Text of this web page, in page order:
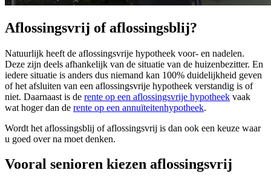
Aflossingsvrij of aflossingsblij?
Natuurlijk heeft de aflossingsvrije hypotheek voor- en nadelen.
Deze zijn deels afhankelijk van de situatie van de huizenbezitter. En
iedere situatie is anders dus niemand kan 100% duidelijkheid geven
of het afsluiten van een aflossingsvrije hypotheek verstandig is of
niet. Daarnaast is de rente op een aflossingsvrije hypotheek vaak
wat hoger dan de rente op een annuïteitenhypotheek.
Wordt het aflossingsblij of aflossingsvrij is dan ook een keuze waar
u goed over na moet denken.
Vooral senioren kiezen aflossingsvrij